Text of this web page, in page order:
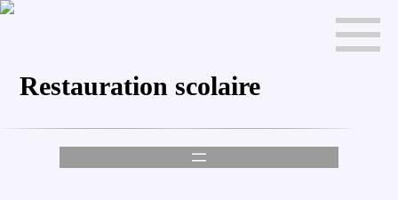
Restauration scolaire